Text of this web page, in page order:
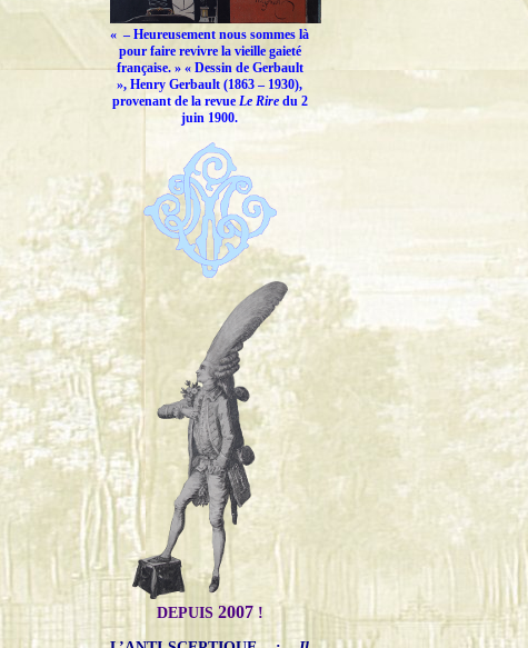
« – Heureusement nous sommes là
pour faire revivre la vieille gaieté
française.» « Dessin de Gerbault
», Henry Gerbault (1863 – 1930),
provenant de la revue Le Riredu 2
juin 1900.
DEPUIS 2007!